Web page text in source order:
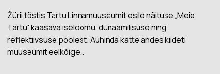
Žürii tõstis Tartu Linnamuuseumit esile näituse „Meie
Tartu“ kaasava iseloomu, dünaamilisuse ning
reflektiivsuse poolest. Auhinda kätte andes kiideti
muuseumit eelkõige…